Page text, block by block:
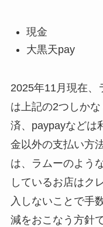
現金
大黒天pay
2025年11月現在、
は上記の2つしか
済、paypayなどは
金以外の支払い方
は、ラムーのよう
しているお店はク
入しないことで手
減をおこなう方針